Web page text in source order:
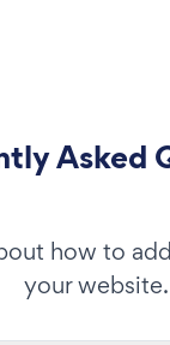
Asked
how to
your website.